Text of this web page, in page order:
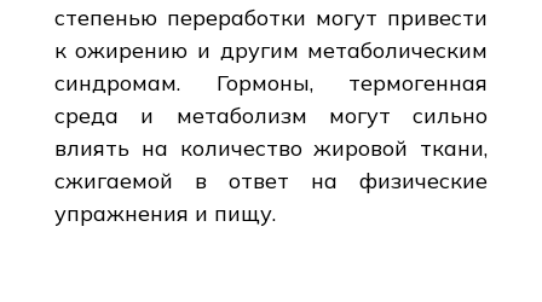
степенью переработки могут привести
к ожирению и другим метаболическим
синдромам. Гормоны, термогенная
среда и метаболизм могут сильно
влиять на количество жировой ткани,
сжигаемой в ответ на физические
упражнения и пищу.